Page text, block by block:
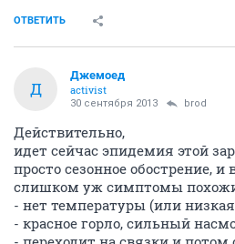
ОТВЕТИТЬ
Д
Джемоед
activist
30 сентября 2013 brod
Действительно,
идет сейчас эпидемия этой
просто сезонное обострение,
слишком уж симптомы
- нет температуры (или
- красное горло, сильный